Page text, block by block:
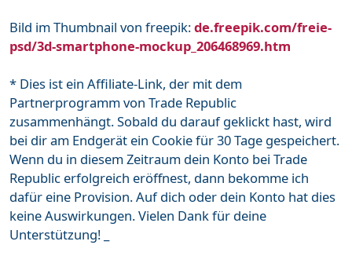
Bild im Thumbnail von freepik:de.freepik.com/freie-
psd/3d-smartphone-mockup_206468969.htm
* Dies ist ein Affiliate-Link, der mit dem
Partnerprogramm von Trade Republic
zusammenhängt. Sobald du darauf geklickt hast, wird
bei dir am Endgerät ein Cookie für 30 Tage gespeichert.
Wenn du in diesem Zeitraum dein Konto bei Trade
Republic erfolgreich eröffnest, dann bekomme ich
dafür eine Provision. Auf dich oder dein Konto hat dies
keine Auswirkungen. Vielen Dank für deine
Unterstützung! _